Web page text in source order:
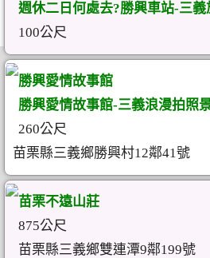
週休二日何處去?勝興車站-三義
100公尺
勝興愛情故事館
勝興愛情故事館-三義浪漫拍照
260公尺
苗栗縣三義鄉勝興村12鄰41號
苗栗不遠山莊
875公尺
苗栗縣三義鄉雙連潭9鄰199號